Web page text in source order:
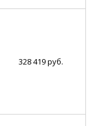
328 419 руб.